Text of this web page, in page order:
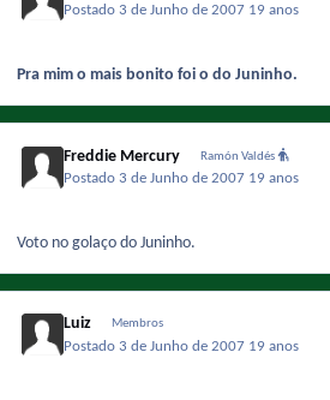
Postado 3 de Junho de 2007 19 anos
Pra mim o mais bonito foi o do Juninho.
Freddie Mercury Ramón Valdés
Postado 3 de Junho de 2007 19 anos
Voto no golaço do Juninho.
Luiz Membros
Postado 3 de Junho de 2007 19 anos